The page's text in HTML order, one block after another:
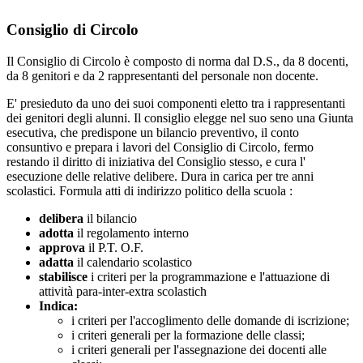
Consiglio di Circolo
Il Consiglio di Circolo è composto di norma dal D.S., da 8 docenti,
da 8 genitori e da 2 rappresentanti del personale non docente.
E' presieduto da uno dei suoi componenti eletto tra i rappresentanti
dei genitori degli alunni. Il consiglio elegge nel suo seno una Giunta
esecutiva, che predispone un bilancio preventivo, il conto
consuntivo e prepara i lavori del Consiglio di Circolo, fermo
restando il diritto di iniziativa del Consiglio stesso, e cura l'
esecuzione delle relative delibere. Dura in carica per tre anni
scolastici. Formula atti di indirizzo politico della scuola :
delibera il bilancio
adotta il regolamento interno
approva il P.T. O.F.
adatta il calendario scolastico
stabilisce i criteri per la programmazione e l'attuazione di
attività para-inter-extra scolastich
Indica:
i criteri per l'accoglimento delle domande di iscrizione;
i criteri generali per la formazione delle classi;
i criteri generali per l'assegnazione dei docenti alle